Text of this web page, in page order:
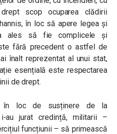
scop ocuparea clădirii
în loc să apere legea și
a ales să fie complicele și
fără precedent o astfel de
înalt reprezentat al unui stat,
esențială este respectarea
de drept.
în loc de susținere de la
au jurat credință, militarii –
funcțiunii – să primească